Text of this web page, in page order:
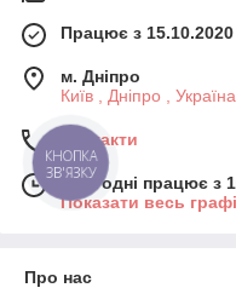
Працює з 15.10.2020
м. Дніпро
Київ , Дніпро , Україна
Контакти
Сьогодні працює з
Показати весь
Про нас
КНОПКА
ЗВ'ЯЗКУ